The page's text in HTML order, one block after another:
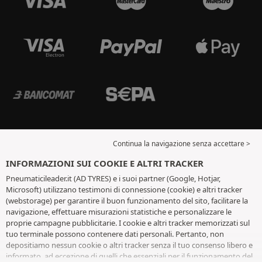
Continua la navigazione senza accettare >
INFORMAZIONI SUI COOKIE E ALTRI TRACKER
Pneumaticileader.it (AD TYRES) e i suoi partner (Google, Hotjar,
Microsoft) utilizzano testimoni di connessione (cookie) e altri tracker
(webstorage) per garantire il buon funzionamento del sito, facilitare la
navigazione, effettuare misurazioni statistiche e personalizzare le
proprie campagne pubblicitarie. I cookie e altri tracker memorizzati sul
tuo terminale possono contenere dati personali. Pertanto, non
depositiamo nessun cookie o altri tracker senza il tuo consenso libero e
informato, ad eccezione di quelli che essenziali per il funzionamento del